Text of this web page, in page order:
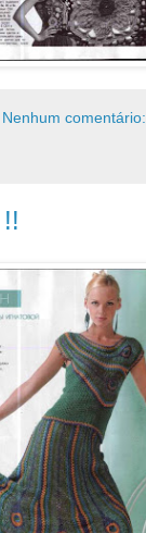
Nenhum comentário: